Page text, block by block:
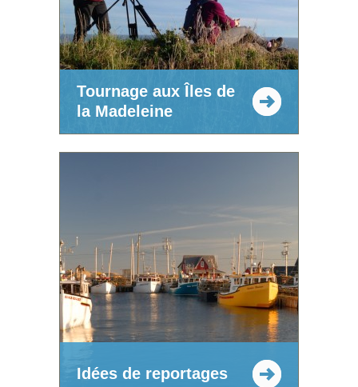
Tournage aux Îles de
la Madeleine
Idées de reportages